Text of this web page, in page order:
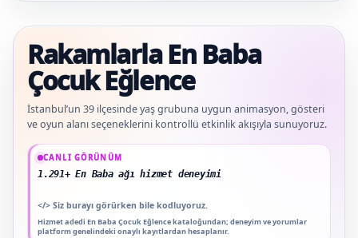
Rakamlarla En Baba
Çocuk Eğlence
İstanbul’un 39 ilçesinde yaş grubuna uygun animasyon, gösteri
ve oyun alanı seçeneklerini kontrollü etkinlik akışıyla sunuyoruz.
CANLI GÖRÜNÜM
1.291+ En Baba ağı hizmet deneyimi
</> Siz burayı görürken bile kodluyoruz.
Hizmet adedi En Baba Çocuk Eğlence kataloğundan; deneyim ve yorumlar
platform genelindeki onaylı kayıtlardan hesaplanır.
Güncel veriler: 1.291+ En Baba ağı hizmet deneyimi; 91 platform genelinde